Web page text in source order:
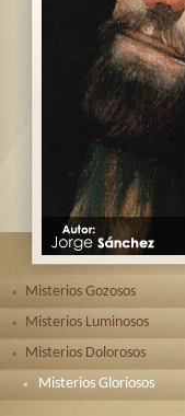
Misterios Gozosos
Misterios Luminosos
Misterios Dolorosos
Misterios Gloriosos